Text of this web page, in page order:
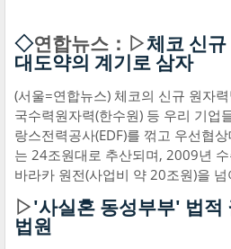
◇연합뉴스：▷체코 신
대도약의 계기로 삼자
(서울=연합뉴스) 체코의 신규 원자
국수력원자력(한수원) 등 우리 기업
랑스전력공사(EDF)를 꺾고 우선협
는 24조원대로 추산되며, 2009년
바라카 원전(사업비 약 20조원)을
▷'사실혼 동성부부' 법적
법원